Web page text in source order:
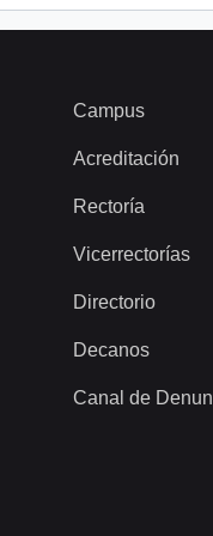
Campus
Acreditación
Rectoría
Vicerrectorías
Directorio
Decanos
Canal de